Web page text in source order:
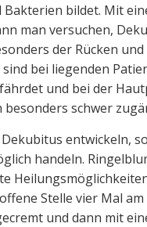
Bakterien bildet. Mit
man versuchen,
der Rücken
bei liegenden
und bei der
besonders schwer
entwickeln,
handeln.
Stelle vier Mal
und dann mit